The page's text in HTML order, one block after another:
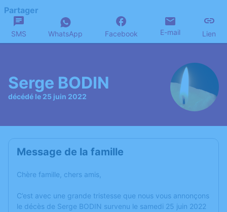
Partager
SMS WhatsApp Facebook E-mail Lien
Serge BODIN
décédé le 25 juin 2022
Message de la famille
Chère famille, chers amis,
C’est avec une grande tristesse que nous vous annonçons
le décès de Serge BODIN survenu le samedi 25 juin 2022